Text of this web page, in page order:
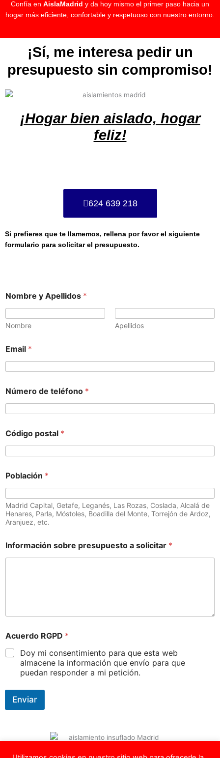
Confía en AislaMadrid y da hoy mismo el primer paso hacia un
hogar más eficiente, confortable y respetuoso con nuestro entorno.
¡Sí, me interesa pedir un
presupuesto sin compromiso!
¡Hogar bien aislado, hogar
feliz!
624 639 218
Si prefieres que te llamemos, rellena por favor el siguiente
formulario para solicitar el presupuesto.
Nombre y Apellidos *
Nombre Apellidos
Email *
Número de teléfono *
Código postal *
Población *
Madrid Capital, Getafe, Leganés, Las Rozas, Coslada, Alcalá de
Henares, Parla, Móstoles, Boadilla del Monte, Torrejón de Ardoz,
Aranjuez, etc.
Información sobre presupuesto a solicitar *
Acuerdo RGPD *
Doy mi consentimiento para que esta web
almacene la información que envío para que
puedan responder a mi petición.
Enviar